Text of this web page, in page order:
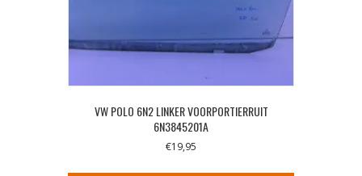
VW POLO 6N2 LINKER VOORPORTIERRUIT
6N3845201A
€19,95